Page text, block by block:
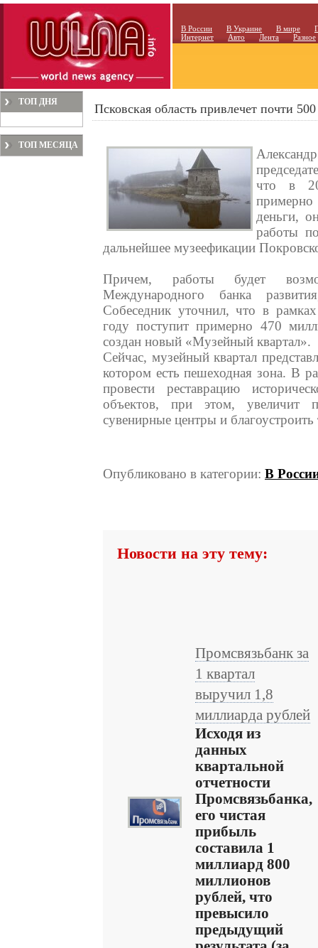
В России В Украине В мире
Интернет
Авто Лента Разное
ТОП ДНЯ
ТОП МЕСЯЦА
Псковская область привлечет почти
что в
деньги,
работы
дальнейшее музеефикации
Причем, работы будет
Международного банка
Собеседник уточнил, что в
году поступит примерно 470
создан новый «Музейный квартал».
Сейчас, музейный квартал
котором есть пешеходная зона. В
провести реставрацию
объектов, при этом, увеличит
сувенирные центры и
Опубликовано в категории: В
Новости на эту тему:
Промсвязьбанк за
1 квартал
выручил 1,8
миллиарда рублей
Исходя из
данных
квартальной
отчетности
Промсвязьбанка,
его чистая
прибыль
составила 1
миллиард 800
миллионов
рублей, что
превысило
предыдущий